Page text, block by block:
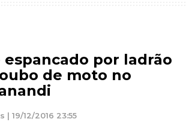
espancado por ladrão
de moto no
19/12/2016 23:55